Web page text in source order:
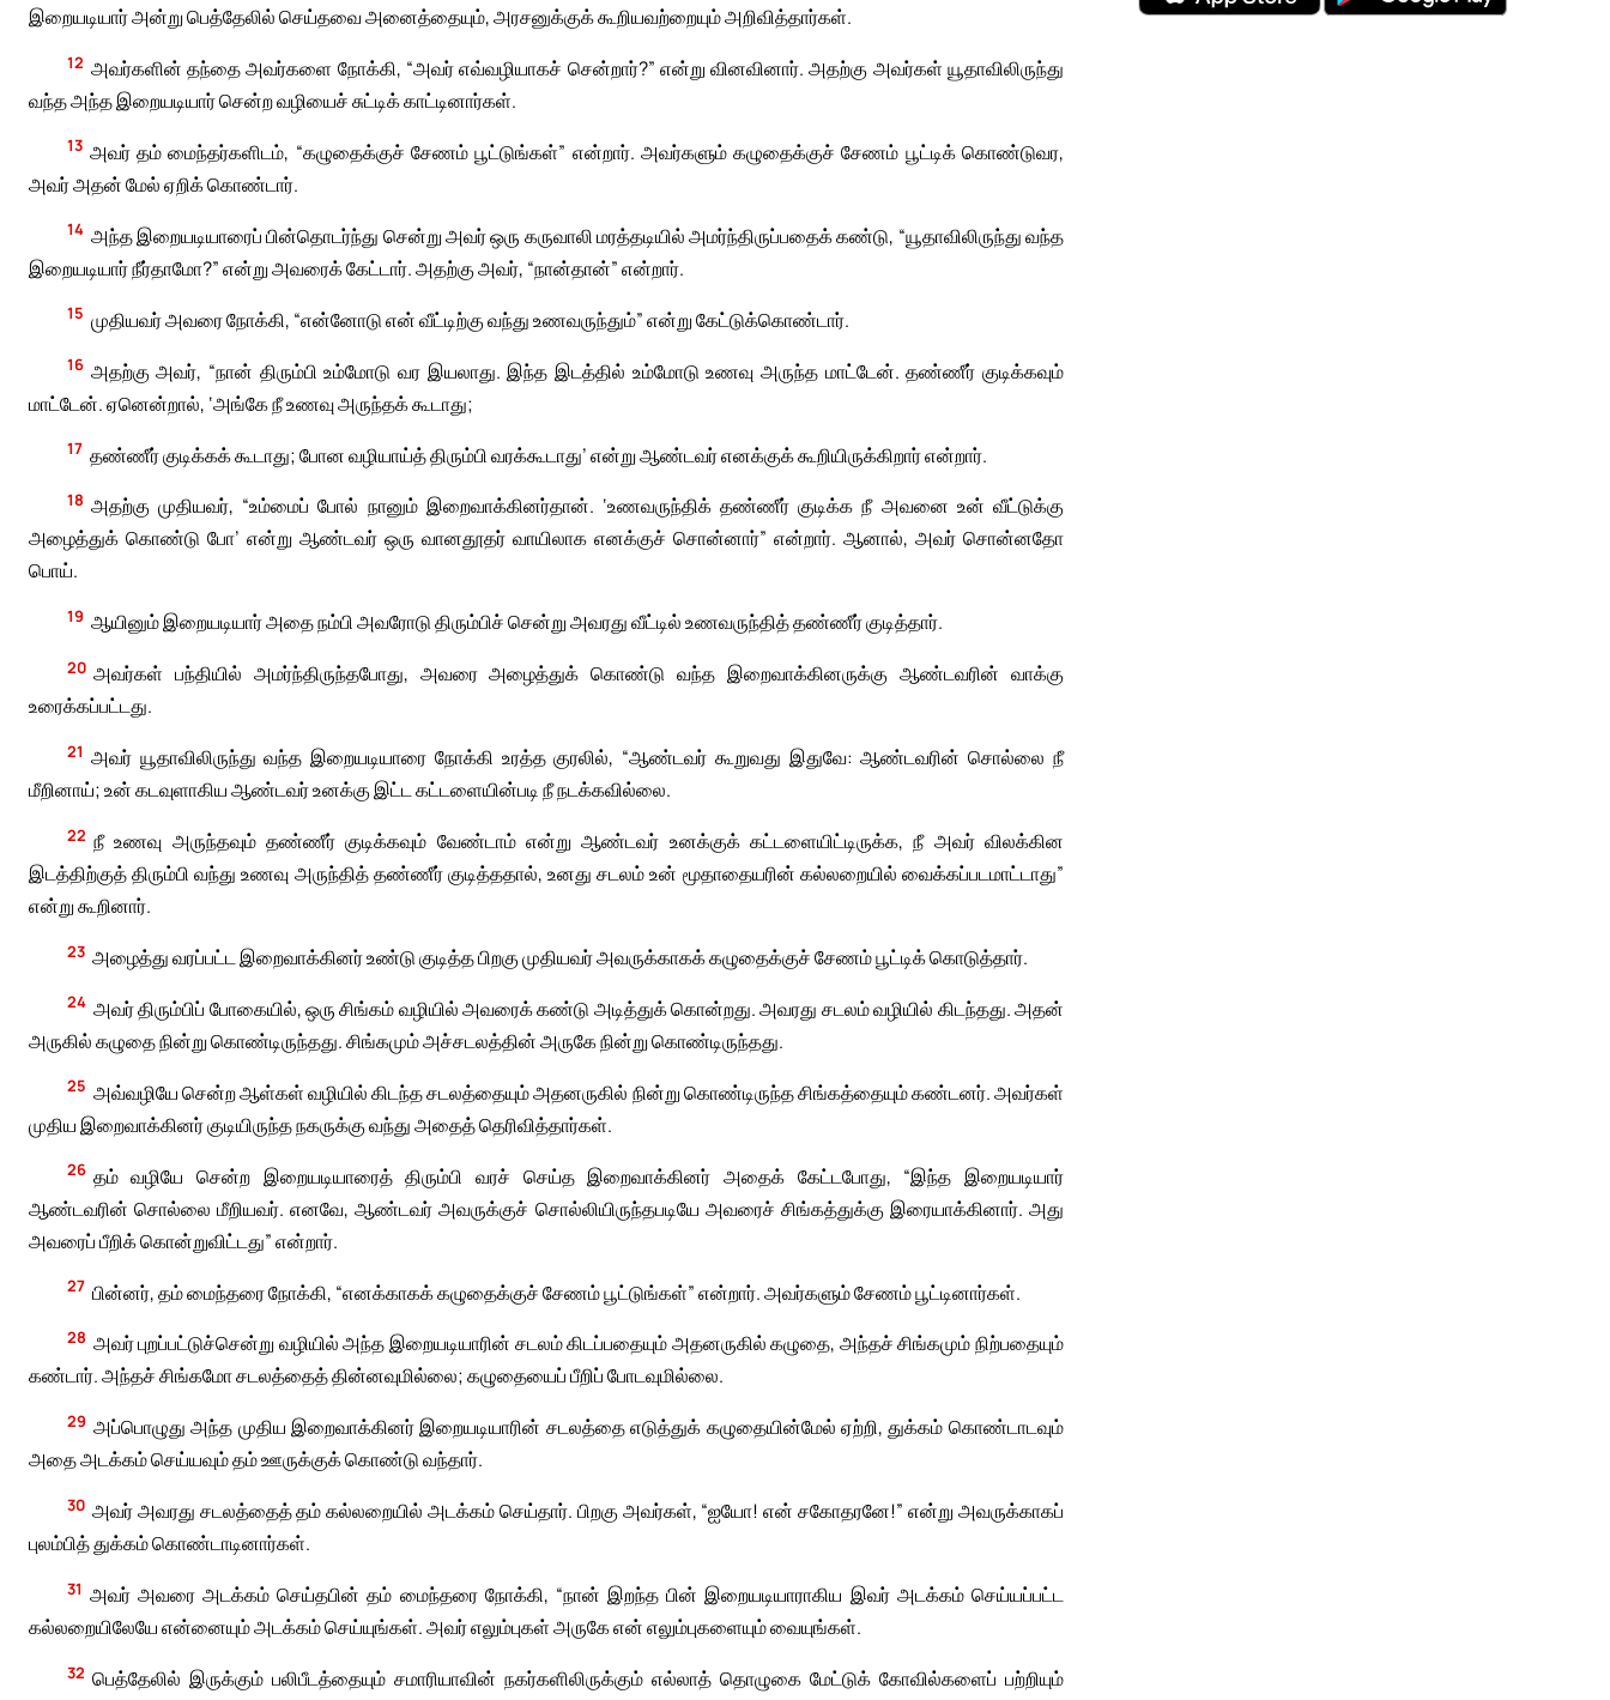
இறையடியார் அன்று பெத்தேலில் செய்தவை அனைத்தையும், அரசனுக்குக் கூறியவற்றையும் அறிவித்தார்கள்.
12 அவர்களின் தந்தை அவர்களை நோக்கி, “அவர் எவ்வழியாகச் சென்றார்?” என்று வினவினார். அதற்கு அவர்கள் யூதாவிலிருந்து
வந்த அந்த இறையடியார் சென்ற வழியைச் சுட்டிக் காட்டினார்கள்.
13 அவர் தம் மைந்தர்களிடம், “கழுதைக்குச் சேணம் பூட்டுங்கள்” என்றார். அவர்களும் கழுதைக்குச் சேணம் பூட்டிக் கொண்டுவர,
அவர் அதன் மேல் ஏறிக் கொண்டார்.
14 அந்த இறையடியாரைப் பின்தொடர்ந்து சென்று அவர் ஒரு கருவாலி மரத்தடியில் அமர்ந்திருப்பதைக் கண்டு, “யூதாவிலிருந்து வந்த
இறையடியார் நீர்தாமோ?” என்று அவரைக் கேட்டார். அதற்கு அவர், “நான்தான்” என்றார்.
15 முதியவர் அவரை நோக்கி, “என்னோடு என் வீட்டிற்கு வந்து உணவருந்தும்” என்று கேட்டுக்கொண்டார்.
16 அதற்கு அவர், “நான் திரும்பி உம்மோடு வர இயலாது. இந்த இடத்தில் உம்மோடு உணவு அருந்த மாட்டேன். தண்ணீர் குடிக்கவும்
மாட்டேன். ஏனென்றால், ‘அங்கே நீ உணவு அருந்தக் கூடாது;
17 தண்ணீர் குடிக்கக் கூடாது; போன வழியாய்த் திரும்பி வரக்கூடாது’ என்று ஆண்டவர் எனக்குக் கூறியிருக்கிறார் என்றார்.
18 அதற்கு முதியவர், “உம்மைப் போல் நானும் இறைவாக்கினர்தான். ‘உணவருந்திக் தண்ணீர் குடிக்க நீ அவனை உன் வீட்டுக்கு
அழைத்துக் கொண்டு போ’ என்று ஆண்டவர் ஒரு வானதூதர் வாயிலாக எனக்குச் சொன்னார்” என்றார். ஆனால், அவர் சொன்னதோ
பொய்.
19 ஆயினும் இறையடியார் அதை நம்பி அவரோடு திரும்பிச் சென்று அவரது வீட்டில் உணவருந்தித் தண்ணீர் குடித்தார்.
20 அவர்கள் பந்தியில் அமர்ந்திருந்தபோது, அவரை அழைத்துக் கொண்டு வந்த இறைவாக்கினருக்கு ஆண்டவரின் வாக்கு
உரைக்கப்பட்டது.
21 அவர் யூதாவிலிருந்து வந்த இறையடியாரை நோக்கி உரத்த குரலில், “ஆண்டவர் கூறுவது இதுவே: ஆண்டவரின் சொல்லை நீ
மீறினாய்; உன் கடவுளாகிய ஆண்டவர் உனக்கு இட்ட கட்டளையின்படி நீ நடக்கவில்லை.
22 நீ உணவு அருந்தவும் தண்ணீர் குடிக்கவும் வேண்டாம் என்று ஆண்டவர் உனக்குக் கட்டளையிட்டிருக்க, நீ அவர் விலக்கின
இடத்திற்குத் திரும்பி வந்து உணவு அருந்தித் தண்ணீர் குடித்ததால், உனது சடலம் உன் மூதாதையரின் கல்லறையில் வைக்கப்படமாட்டாது”
என்று கூறினார்.
23 அழைத்து வரப்பட்ட இறைவாக்கினர் உண்டு குடித்த பிறகு முதியவர் அவருக்காகக் கழுதைக்குச் சேணம் பூட்டிக் கொடுத்தார்.
24 அவர் திரும்பிப் போகையில், ஒரு சிங்கம் வழியில் அவரைக் கண்டு அடித்துக் கொன்றது. அவரது சடலம் வழியில் கிடந்தது. அதன்
அருகில் கழுதை நின்று கொண்டிருந்தது. சிங்கமும் அச்சடலத்தின் அருகே நின்று கொண்டிருந்தது.
25 அவ்வழியே சென்ற ஆள்கள் வழியில் கிடந்த சடலத்தையும் அதனருகில் நின்று கொண்டிருந்த சிங்கத்தையும் கண்டனர். அவர்கள்
முதிய இறைவாக்கினர் குடியிருந்த நகருக்கு வந்து அதைத் தெரிவித்தார்கள்.
26 தம் வழியே சென்ற இறையடியாரைத் திரும்பி வரச் செய்த இறைவாக்கினர் அதைக் கேட்டபோது, “இந்த இறையடியார்
ஆண்டவரின் சொல்லை மீறியவர். எனவே, ஆண்டவர் அவருக்குச் சொல்லியிருந்தபடியே அவரைச் சிங்கத்துக்கு இரையாக்கினார். அது
அவரைப் பீறிக் கொன்றுவிட்டது” என்றார்.
27 பின்னர், தம் மைந்தரை நோக்கி, “எனக்காகக் கழுதைக்குச் சேணம் பூட்டுங்கள்” என்றார். அவர்களும் சேணம் பூட்டினார்கள்.
28 அவர் புறப்பட்டுச்சென்று வழியில் அந்த இறையடியாரின் சடலம் கிடப்பதையும் அதனருகில் கழுதை, அந்தச் சிங்கமும் நிற்பதையும்
கண்டார். அந்தச் சிங்கமோ சடலத்தைத் தின்னவுமில்லை; கழுதையைப் பீறிப் போடவுமில்லை.
29 அப்பொழுது அந்த முதிய இறைவாக்கினர் இறையடியாரின் சடலத்தை எடுத்துக் கழுதையின்மேல் ஏற்றி, துக்கம் கொண்டாடவும்
அதை அடக்கம் செய்யவும் தம் ஊருக்குக் கொண்டு வந்தார்.
30 அவர் அவரது சடலத்தைத் தம் கல்லறையில் அடக்கம் செய்தார். பிறகு அவர்கள், “ஐயோ! என் சகோதரனே!” என்று அவருக்காகப்
புலம்பித் துக்கம் கொண்டாடினார்கள்.
31 அவர் அவரை அடக்கம் செய்தபின் தம் மைந்தரை நோக்கி, “நான் இறந்த பின் இறையடியாராகிய இவர் அடக்கம் செய்யப்பட்ட
கல்லறையிலேயே என்னையும் அடக்கம் செய்யுங்கள். அவர் எலும்புகள் அருகே என் எலும்புகளையும் வையுங்கள்.
32 பெத்தேலில் இருக்கும் பலிபீடத்தையும் சமாரியாவின் நகர்களிலிருக்கும் எல்லாத் தொழுகை மேட்டுக் கோவில்களைப் பற்றியும்